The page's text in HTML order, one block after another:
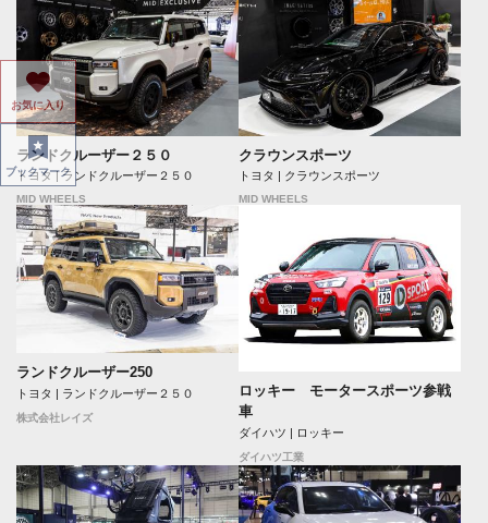
ランドクルーザー２５０
トヨタ | ランドクルーザー２５０
MID WHEELS
クラウンスポーツ
トヨタ | クラウンスポーツ
MID WHEELS
ランドクルーザー250
トヨタ | ランドクルーザー２５０
株式会社レイズ
ロッキー モータースポーツ参戦
車
ダイハツ | ロッキー
ダイハツ工業
お気に入り
ブックマーク